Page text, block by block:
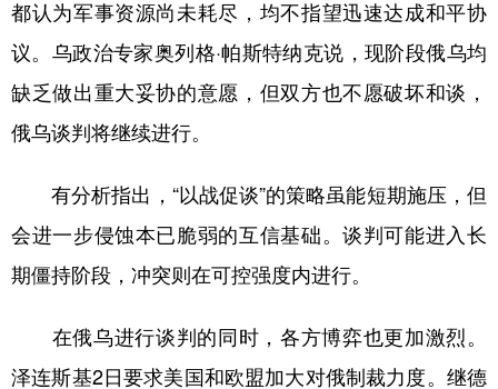
都认为军事资源尚未耗尽，均不指望迅速达成和平协
议。乌政治专家奥列格·帕斯特纳克说，现阶段俄乌均
缺乏做出重大妥协的意愿，但双方也不愿破坏和谈，
俄乌谈判将继续进行。
有分析指出，“以战促谈”的策略虽能短期施压，但
会进一步侵蚀本已脆弱的互信基础。谈判可能进入长
期僵持阶段，冲突则在可控强度内进行。
在俄乌进行谈判的同时，各方博弈也更加激烈。
泽连斯基2日要求美国和欧盟加大对俄制裁力度。继德